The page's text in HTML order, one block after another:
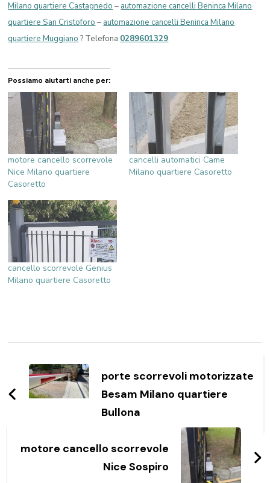
Milano quartiere Castagnedo – automazione cancelli Beninca Milano
quartiere San Cristoforo – automazione cancelli Beninca Milano
quartiere Muggiano ? Telefona 0289601329
Possiamo aiutarti anche per:
motore cancello scorrevole
Nice Milano quartiere
Casoretto
cancelli automatici Came
Milano quartiere Casoretto
cancello scorrevole Genius
Milano quartiere Casoretto
articoli
porte scorrevoli motorizzate
Besam Milano quartiere
Bullona
motore cancello scorrevole
Nice Sospiro